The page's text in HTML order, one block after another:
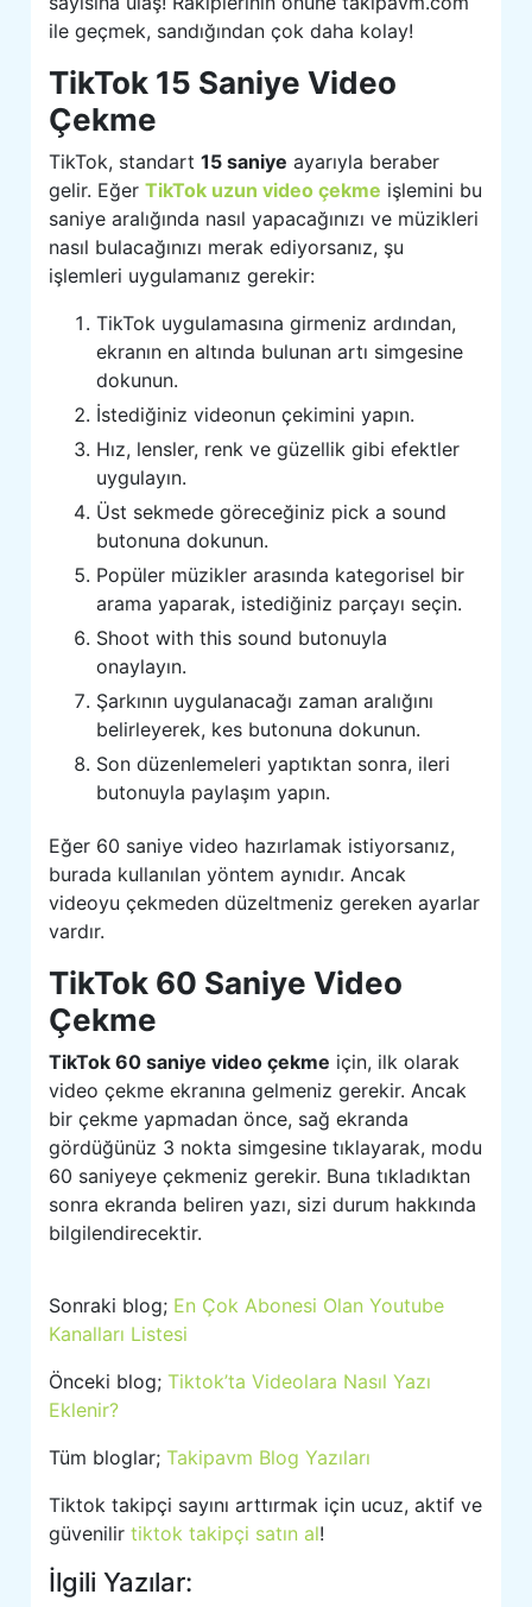
ile geçmek, sandığından çok daha kolay!
TikTok 15 Saniye Video
Çekme
TikTok, standart15 saniye ayarıyla beraber
gelir. EğerTikTok uzun video çekme işlemini bu
saniye aralığında nasıl yapacağınızı ve müzikleri
nasıl bulacağınızı merak ediyorsanız, şu
işlemleri uygulamanız gerekir:
TikTok uygulamasına girmeniz ardından,
ekranın en altında bulunan artı simgesine
dokunun.
İstediğiniz videonun çekimini yapın.
Hız, lensler, renk ve güzellik gibi efektler
uygulayın.
Üst sekmede göreceğiniz pick a sound
butonuna dokunun.
Popüler müzikler arasında kategorisel bir
arama yaparak, istediğiniz parçayı seçin.
Shoot with this sound butonuyla
onaylayın.
Şarkının uygulanacağı zaman aralığını
belirleyerek, kes butonuna dokunun.
Son düzenlemeleri yaptıktan sonra, ileri
butonuyla paylaşım yapın.
Eğer 60 saniye video hazırlamak istiyorsanız,
burada kullanılan yöntem aynıdır. Ancak
videoyu çekmeden düzeltmeniz gereken ayarlar
vardır.
TikTok 60 Saniye Video
Çekme
TikTok 60 saniye video çekme için, ilk olarak
video çekme ekranına gelmeniz gerekir. Ancak
bir çekme yapmadan önce, sağ ekranda
gördüğünüz 3 nokta simgesine tıklayarak, modu
60 saniyeye çekmeniz gerekir. Buna tıkladıktan
sonra ekranda beliren yazı, sizi durum hakkında
bilgilendirecektir.
Sonraki blog; En Çok Abonesi Olan Youtube
Kanalları Listesi
Önceki blog;Tiktok’ta Videolara Nasıl Yazı
Eklenir?
Tüm bloglar;Takipavm Blog Yazıları
Tiktok takipçi sayını arttırmak için ucuz, aktif ve
güvenilirtiktok takipçi satın al!
İlgili Yazılar: